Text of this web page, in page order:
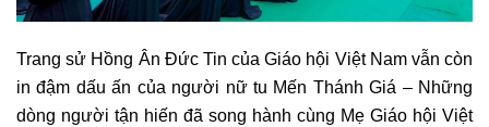
Trang sử Hồng Ân Đức Tin của Giáo hội Việt Nam vẫn còn
in đậm dấu ấn của người nữ tu Mến Thánh Giá – Những
dòng người tận hiến đã song hành cùng Mẹ Giáo hội Việt